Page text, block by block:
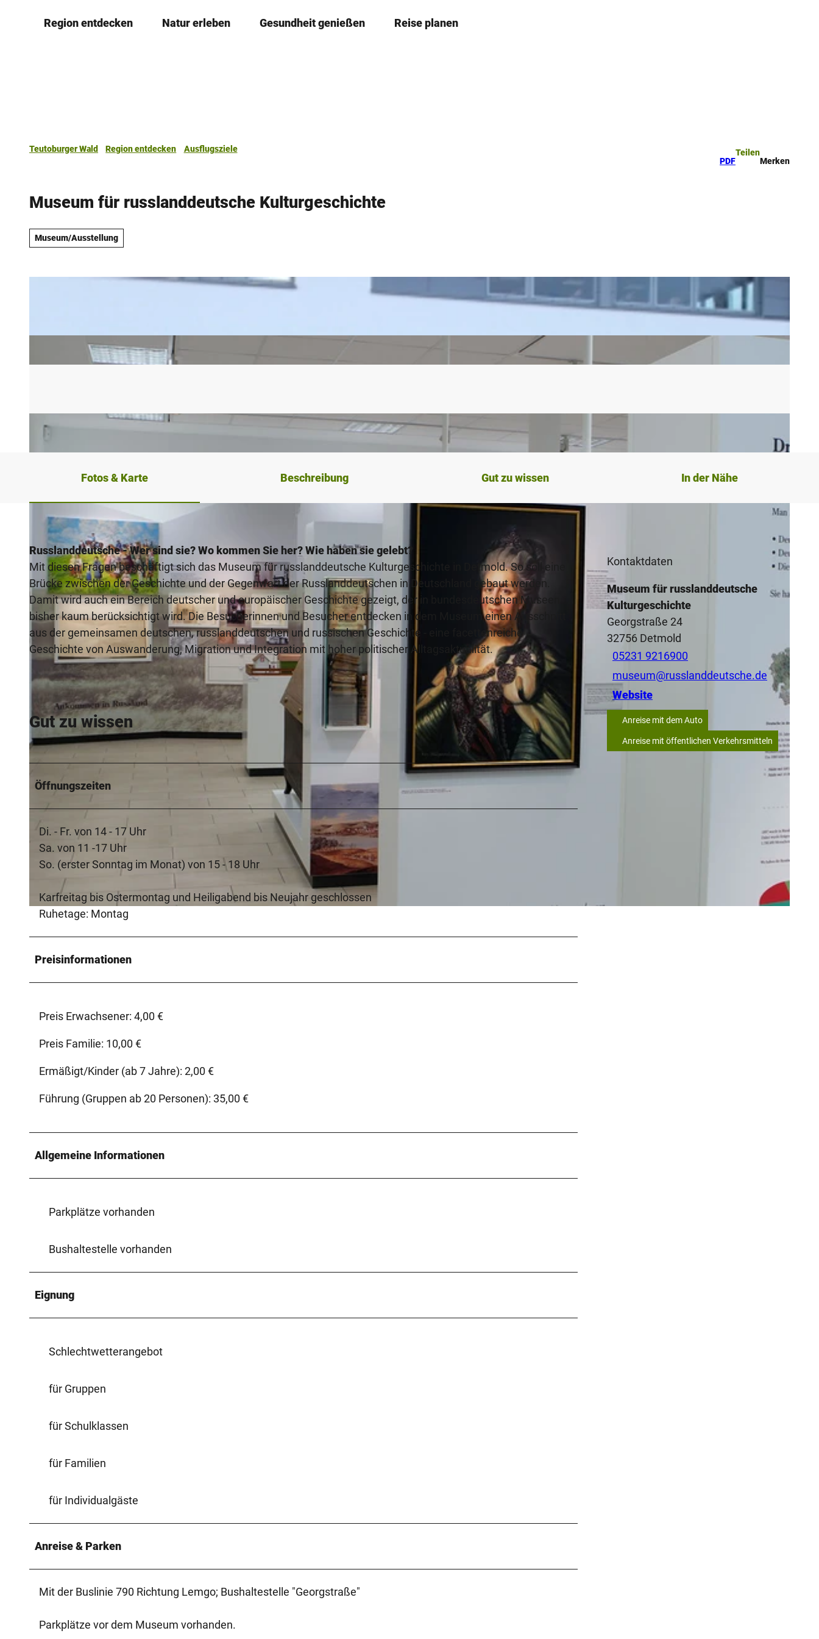
Region entdecken Natur erleben Gesundheit genießen Reise planen
Teutoburger Wald Region entdecken
Ausflugsziele
PDF
Teilen
Merken
Museum für russlanddeutsche Kulturgeschichte
Museum/Ausstellung
© Museum für russlanddeutsche Kulturgeschichte
© Museum für russlanddeutsche Kulturgeschichte
Fotos & Karte Beschreibung Gut zu wissen In der Nähe
Russlanddeutsche - Wer sind sie? Wo kommen Sie her? Wie haben sie gelebt?
Mit diesen Fragen beschäftigt sich das Museum für russlanddeutsche Kulturgeschichte in Detmold. So soll eine
Brücke zwischen der Geschichte und der Gegenwart der Russlanddeutschen in Deutschland gebaut werden.
Damit wird auch ein Bereich deutscher und europäischer Geschichte gezeigt, der in bundesdeutschen Museen
bisher kaum berücksichtigt wird. Die Besucherinnen und Besucher entdecken in dem Museum einen Ausschnitt
aus der gemeinsamen deutschen, russlanddeutschen und russischen Geschichte - eine facettenreiche
Geschichte von Auswanderung, Migration und Integration mit hoher politischer Alltagsaktualität.
Gut zu wissen
Öffnungszeiten
Di. - Fr. von 14 - 17 Uhr
Sa. von 11 -17 Uhr
So. (erster Sonntag im Monat) von 15 - 18 Uhr
Karfreitag bis Ostermontag und Heiligabend bis Neujahr geschlossen
Ruhetage: Montag
Preisinformationen
Preis Erwachsener: 4,00 €
Preis Familie: 10,00 €
Ermäßigt/Kinder (ab 7 Jahre): 2,00 €
Führung (Gruppen ab 20 Personen): 35,00 €
Allgemeine Informationen
Parkplätze vorhanden
Bushaltestelle vorhanden
Eignung
Schlechtwetterangebot
für Gruppen
für Schulklassen
für Familien
für Individualgäste
Anreise & Parken
Mit der Buslinie 790 Richtung Lemgo; Bushaltestelle "Georgstraße"
Parkplätze vor dem Museum vorhanden.
Kontaktdaten
Museum für russlanddeutsche
Kulturgeschichte
Georgstraße 24
32756 Detmold
05231 9216900
museum@russlanddeutsche.de
Website
Anreise mit dem Auto
Anreise mit öffentlichen Verkehrsmitteln